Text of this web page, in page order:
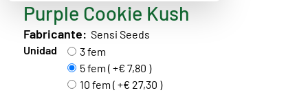
Purple Cookie Kush
Fabricante: Sensi Seeds
Unidad
3 fem
5 fem ( +€ 7,80 )
10 fem ( +€ 27,30 )